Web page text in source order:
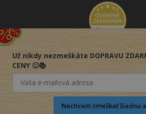
Už nikdy nezmeškáte DOPRAVU
CENY 🙂📚
Nechcem zmeškať žiadnu